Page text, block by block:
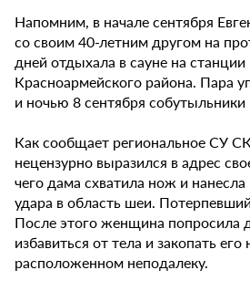
Напомним, в начале сентября
со своим 40-летним другом на
дней отдыхала в сауне на
Красноармейского района. Пара
и ночью 8 сентября собутыльники
Как сообщает региональное СУ
нецензурно выразился в адрес
чего дама схватила нож и
удара в область шеи.
После этого женщина попросила
избавиться от тела и закопать его
расположенном неподалеку.